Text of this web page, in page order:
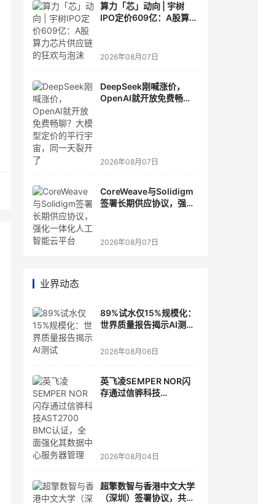
算力「芯」动向 | 宇树
IPO定价609亿：A股算力
2026年08月07日
DeepSeek刚喊涨价，
OpenAI就开放免费畅
2026年08月07日
CoreWeave与Solidigm
签署长期供应协议，强化
2026年08月07日
业界动态
89%试水仅15%规模化：
世界质量报告揭示AI测
2026年08月06日
英飞凌SEMPER NOR闪
存通过信骅科技
2026年08月04日
超擎数智与香港中文大学
（深圳）签署协议，共建